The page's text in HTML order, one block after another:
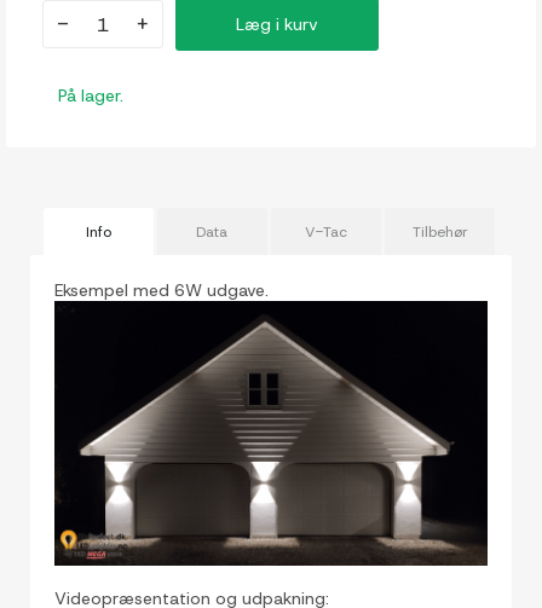
- + Læg i kurv
På lager.
Info Data V-Tac Tilbehør
Eksempel med 6W udgave.
Videopræsentation og udpakning: